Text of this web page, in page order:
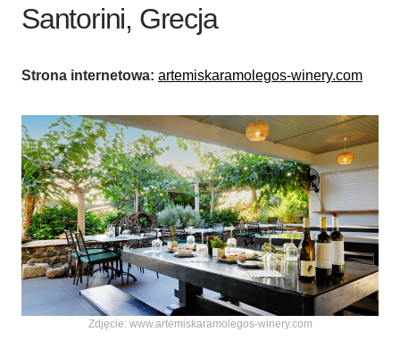
Santorini, Grecja
Strona internetowa: artemiskaramolegos-winery.com
Zdjęcie: www.artemiskaramolegos-winery.com